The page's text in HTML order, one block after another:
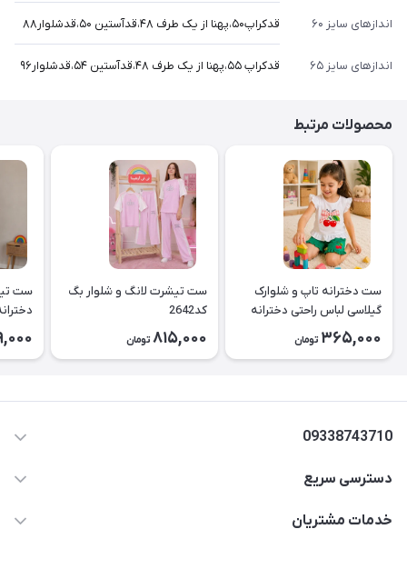
اندازهای سایز ۶۰ قدکراپ۵۰،پهنا از یک طرف ۴۸،قدآستین ۵۰،قدشلوار۸۸
اندازهای سایز ۶۵ قدکراپ ۵۵،پهنا از یک طرف ۴۸،قدآستین ۵۴،قدشلوار۹۶
محصولات مرتبط
ست دخترانه تاپ و شلوارک
گیلاسی لباس راحتی دخترانه
365,000 تومان
ست تیشرت لانگ و شلوار بگ
کد2642
815,000 تومان
ست
09338743710
دسترسی سریع
حساب کاربری
خدمات مشتریان